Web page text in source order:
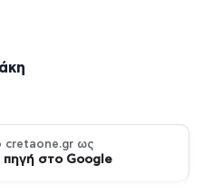
cretaone.gr ως
πηγή στο Google